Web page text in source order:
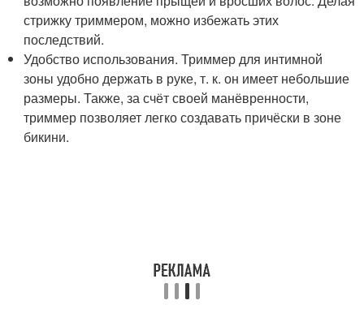
стрижку триммером, можно избежать этих
последствий.
Удобство использования. Триммер для интимной
зоны удобно держать в руке, т. к. он имеет небольшие
размеры. Также, за счёт своей манёвренности,
триммер позволяет легко создавать причёски в зоне
бикини.